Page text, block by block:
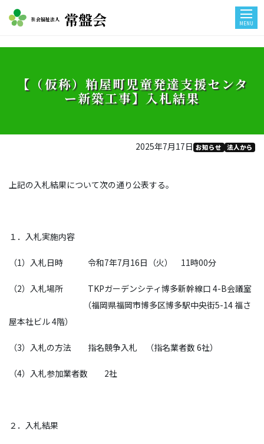
社会福祉法人 常盤会 MENU
【（仮称）粕屋町児童発達支援センタ
ー新築工事】入札結果
2025年7月17日 お知らせ 法人から
上記の入札結果について次の通り公表する。
１．入札実施内容
（1）入札日時 令和7年7月16日（火） 11時00分
（2）入札場所 TKPガーデンシティ博多新幹線口 4-B会議室
（福岡県福岡市博多区博多駅中央街5-14 福さ
屋本社ビル 4階）
（3）入札の方法 指名競争入札 （指名業者数 6社）
（4）入札参加業者数 2社
２．入札結果